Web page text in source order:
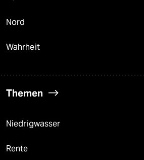
Nord
Wahrheit
Themen
Niedrigwasser
Rente